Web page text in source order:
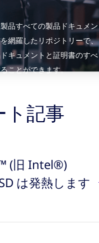
品すべての製品ドキュメン
網羅したリポジトリーで、
キュメントと証明書のすべ
ことができます。
ト記事
(旧 Intel®)
は発熱します